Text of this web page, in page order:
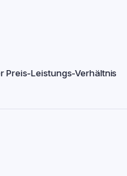
Preis-Leistungs-Verhältnis